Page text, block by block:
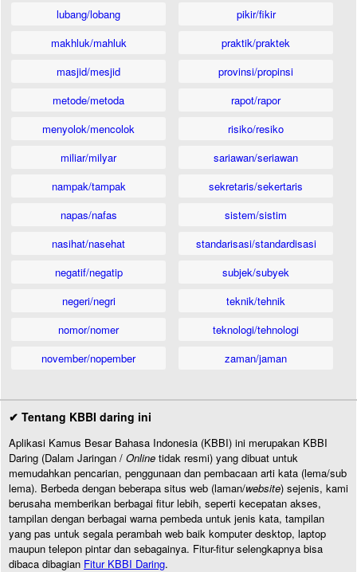
lubang/lobang
makhluk/mahluk
masjid/mesjid
metode/metoda
menyolok/mencolok
miliar/milyar
nampak/tampak
napas/nafas
nasihat/nasehat
negatif/negatip
negeri/negri
nomor/nomer
november/nopember
pikir/fikir
praktik/praktek
provinsi/propinsi
rapot/rapor
risiko/resiko
sariawan/seriawan
sekretaris/sekertaris
sistem/sistim
standarisasi/standardisasi
subjek/subyek
teknik/tehnik
teknologi/tehnologi
zaman/jaman
✔ Tentang KBBI daring ini
Aplikasi Kamus Besar Bahasa Indonesia (KBBI) ini merupakan KBBI
Daring (Dalam Jaringan / Online tidak resmi) yang dibuat untuk
memudahkan pencarian, penggunaan dan pembacaan arti kata (lema/sub
lema). Berbeda dengan beberapa situs web (laman/website) sejenis, kami
berusaha memberikan berbagai fitur lebih, seperti kecepatan akses,
tampilan dengan berbagai warna pembeda untuk jenis kata, tampilan
yang pas untuk segala perambah web baik komputer desktop, laptop
maupun telepon pintar dan sebagainya. Fitur-fitur selengkapnya bisa
dibaca dibagian Fitur KBBI Daring.